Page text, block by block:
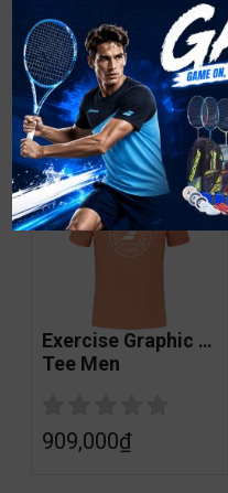
Play Crew Neck
Tee Men
699,000₫
Exercise Graphic
Tee Men
909,000₫